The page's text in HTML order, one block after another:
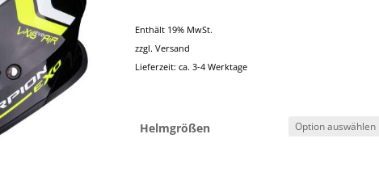
Enthält 19% MwSt.
zzgl.Versand
Lieferzeit: ca. 3-4 Werktage
Helmgrößen